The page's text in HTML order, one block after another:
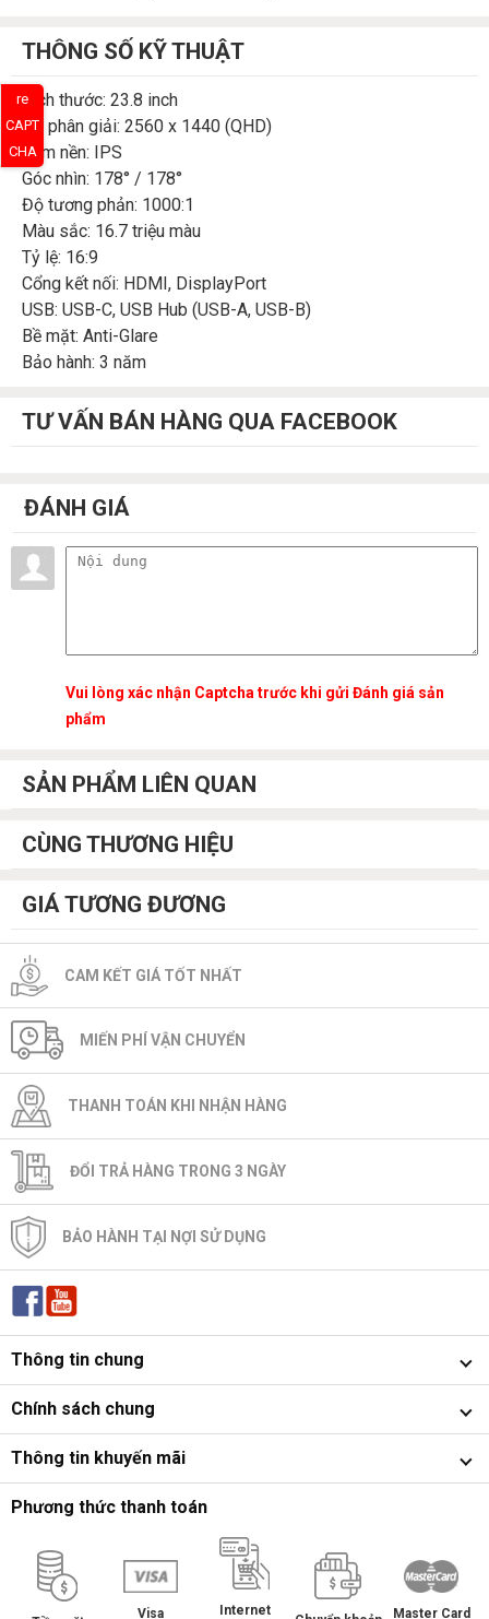
THÔNG SỐ KỸ THUẬT
Kích thước: 23.8 inch
Độ phân giải: 2560 x 1440 (QHD)
Tấm nền: IPS
Góc nhìn: 178° / 178°
Độ tương phản: 1000:1
Màu sắc: 16.7 triệu màu
Tỷ lệ: 16:9
Cổng kết nối: HDMI, DisplayPort
USB: USB-C, USB Hub (USB-A, USB-B)
Bề mặt: Anti-Glare
Bảo hành: 3 năm
TƯ VẤN BÁN HÀNG QUA FACEBOOK
ĐÁNH GIÁ
re
CAPT
CHA
Vui lòng xác nhận Captcha trước khi gửi Đánh giá sản
phẩm
SẢN PHẨM LIÊN QUAN
CÙNG THƯƠNG HIỆU
GIÁ TƯƠNG ĐƯƠNG
CAM KẾT GIÁ TỐT NHẤT
MIẾN PHÍ VẬN CHUYỂN
THANH TOÁN KHI NHẬN HÀNG
ĐỔI TRẢ HÀNG TRONG 3 NGÀY
BẢO HÀNH TẠI NỢI SỬ DỤNG
Thông tin chung
Chính sách chung
Thông tin khuyến mãi
Phương thức thanh toán
Visa Internet Master Card